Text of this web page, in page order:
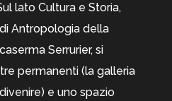
lato Cultura e Storia,
Antropologia della
Serrurier, si
permanenti (la galleria
e uno spazio